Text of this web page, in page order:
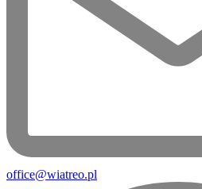
office@wiatreo.pl